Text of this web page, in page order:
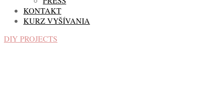
KONTAKT
KURZ VYŠÍVANIA
DIY PROJECTS